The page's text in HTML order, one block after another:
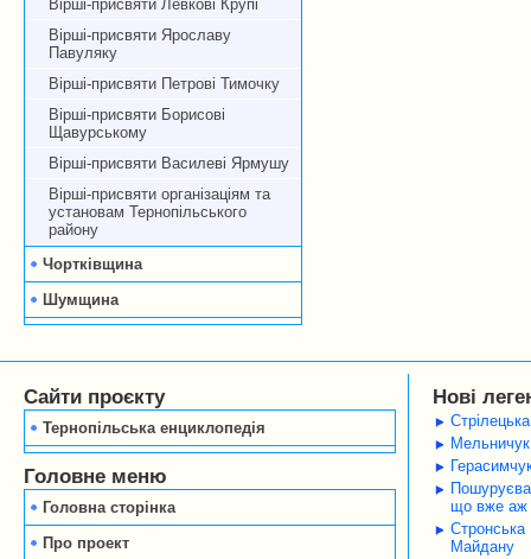
Вірші-присвяти Левкові Крупі
Вірші-присвяти Ярославу
Павуляку
Вірші-присвяти Петрові Тимочку
Вірші-присвяти Борисові
Щавурському
Вірші-присвяти Василеві Ярмушу
Вірші-присвяти організаціям та
установам Тернопільського
району
Чортківщина
Шумщина
Сайти проєкту
Тернопільська енциклопедія
Головне меню
Головна сторінка
Про проект
Нові
Мельничук
що вже аж
Стронська
Майдану